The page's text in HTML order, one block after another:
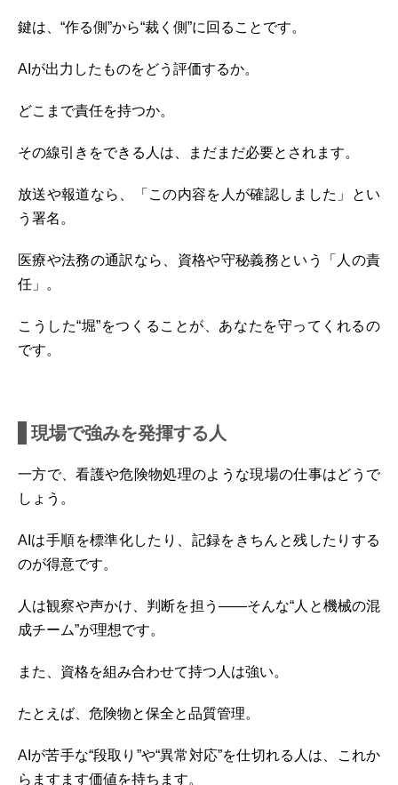
鍵は、“作る側”から“裁く側”に回ることです。
AIが出力したものをどう評価するか。
どこまで責任を持つか。
その線引きをできる人は、まだまだ必要とされます。
放送や報道なら、「この内容を人が確認しました」とい
う署名。
医療や法務の通訳なら、資格や守秘義務という「人の責
任」。
こうした“堀”をつくることが、あなたを守ってくれるの
です。
現場で強みを発揮する人
一方で、看護や危険物処理のような現場の仕事はどうで
しょう。
AIは手順を標準化したり、記録をきちんと残したりする
のが得意です。
人は観察や声かけ、判断を担う――そんな“人と機械の混
成チーム”が理想です。
また、資格を組み合わせて持つ人は強い。
たとえば、危険物と保全と品質管理。
AIが苦手な“段取り”や“異常対応”を仕切れる人は、これか
らますます価値を持ちます。